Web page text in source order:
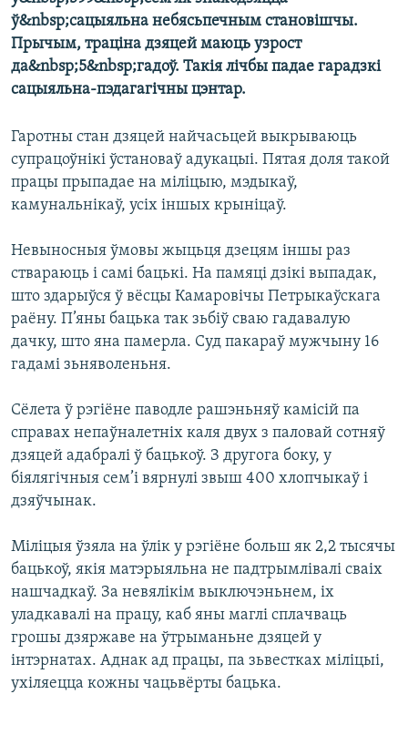
КУЛЬТУРА
КАЛЯНДАР
МОВА
НА ХВАЛЯХ СВАБОДЫ
ў&nbsp;сацыяльна небясьпечным становішчы.
Прычым, траціна дзяцей маюць узрост
да&nbsp;5&nbsp;гадоў. Такія лічбы падае гарадзкі
сацыяльна-пэдагагічны цэнтар.
Гаротны стан дзяцей найчасьцей выкрываюць
супрацоўнікі ўстановаў адукацыі. Пятая доля такой
працы прыпадае на міліцыю, мэдыкаў,
камунальнікаў, усіх іншых крыніцаў.
Невыносныя ўмовы жыцьця дзецям іншы раз
ствараюць і самі бацькі. На памяці дзікі выпадак,
што здарыўся ў вёсцы Камаровічы Петрыкаўскага
раёну. П’яны бацька так зьбіў сваю гадавалую
дачку, што яна памерла. Суд пакараў мужчыну 16
гадамі зьняволеньня.
Сёлета ў рэгіёне паводле рашэньняў камісій па
справах непаўналетніх каля двух з паловай сотняў
дзяцей адабралі ў бацькоў. З другога боку, у
біялягічныя сем’і вярнулі звыш 400 хлопчыкаў і
дзяўчынак.
Міліцыя ўзяла на ўлік у рэгіёне больш як 2,2 тысячы
бацькоў, якія матэрыяльна не падтрымлівалі сваіх
нашчадкаў. За невялікім выключэньнем, іх
уладкавалі на працу, каб яны маглі сплачваць
грошы дзяржаве на ўтрыманьне дзяцей у
інтэрнатах. Аднак ад працы, па зьвестках міліцыі,
ухіляецца кожны чацьвёрты бацька.